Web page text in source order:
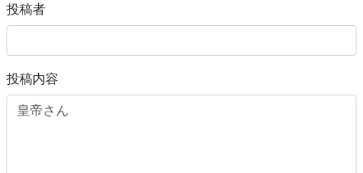
投稿者
投稿内容